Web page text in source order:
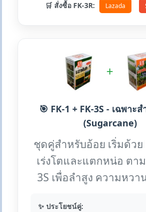
🛒 สั่งซื้อ FK-3R: Lazada
+
🎯 FK-1 + FK-3S - เฉพาะ
(Sugarcane)
ชุดคู่สำหรับอ้อย เริ่มด้วย
เร่งโตและแตกหน่อ ตา
3S เพื่อลำสูง ความหวา
✨ ประโยชน์คู่: